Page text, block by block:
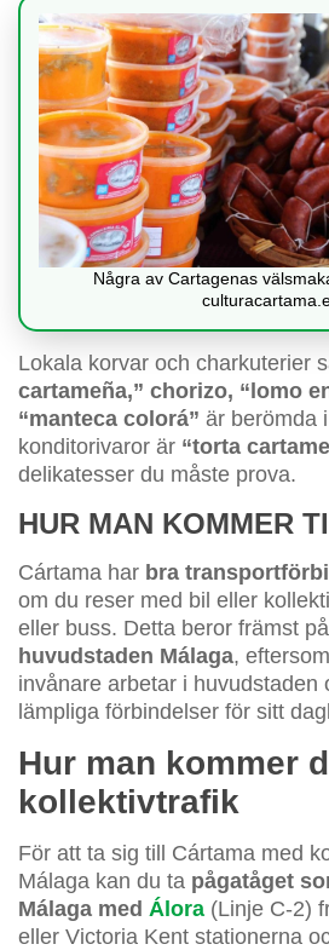
Några av Cartagenas
Lokala korvar och charkuterier
cartameña,” chorizo, “lomo
“manteca colorá” är berömda
konditorivaror är “torta
delikatesser du måste prova.
HUR MAN KOMMER
Cártama har bra
om du reser med bil eller
eller buss. Detta beror främst
huvudstaden Málaga,
invånare arbetar i huvudstaden
lämpliga förbindelser för sitt
Hur man kommer
kollektivtrafik
För att ta sig till Cártama med
Málaga kan du ta pågatåget
Málaga med Álora (Linje C-2)
eller Victoria Kent stationerna